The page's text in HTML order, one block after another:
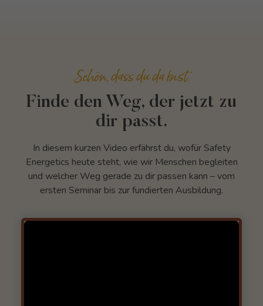
Schön, dass du da bist.
Finde den Weg, der jetzt zu
dir passt.
In diesem kurzen Video erfährst du, wofür Safety
Energetics heute steht, wie wir Menschen begleiten
und welcher Weg gerade zu dir passen kann – vom
ersten Seminar bis zur fundierten Ausbildung.